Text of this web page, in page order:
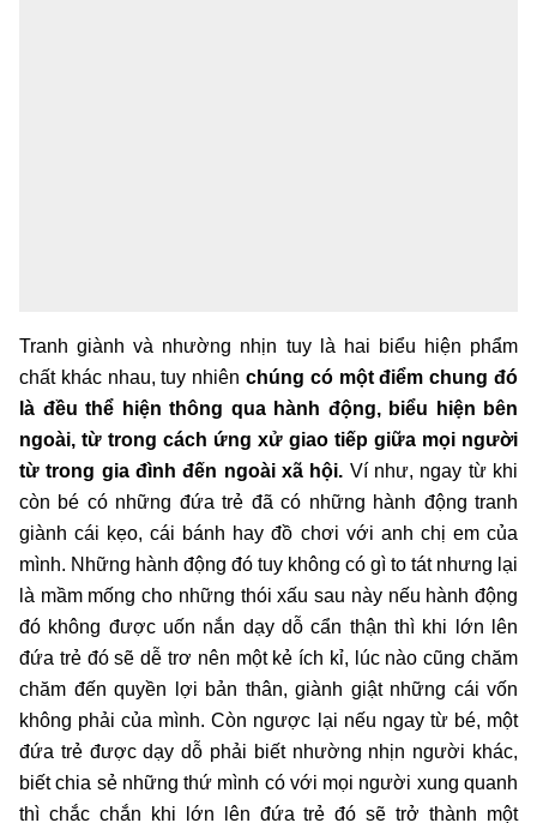
Tranh giành và nhường nhịn tuy là hai biểu hiện phẩm
chất khác nhau, tuy nhiên chúng có một điểm chung đó
là đều thể hiện thông qua hành động, biểu hiện bên
ngoài, từ trong cách ứng xử giao tiếp giữa mọi người
từ trong gia đình đến ngoài xã hội. Ví như, ngay từ khi
còn bé có những đứa trẻ đã có những hành động tranh
giành cái kẹo, cái bánh hay đồ chơi với anh chị em của
mình. Những hành động đó tuy không có gì to tát nhưng lại
là mầm mống cho những thói xấu sau này nếu hành động
đó không được uốn nắn dạy dỗ cẩn thận thì khi lớn lên
đứa trẻ đó sẽ dễ trơ nên một kẻ ích kỉ, lúc nào cũng chăm
chăm đến quyền lợi bản thân, giành giật những cái vốn
không phải của mình. Còn ngược lại nếu ngay từ bé, một
đứa trẻ được dạy dỗ phải biết nhường nhịn người khác,
biết chia sẻ những thứ mình có với mọi người xung quanh
thì chắc chắn khi lớn lên đứa trẻ đó sẽ trở thành một